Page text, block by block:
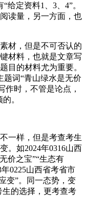
给定资料1、3、4”。
读量，另一方面，也
材，但是不可否认的
材料，也就是文章写
目的材料尤为重要。
题词“青山绿水是无价
作时，不管是论点，
。
一样，但是考查考生
。如2024年0316山西
价之宝”“生态有
0225山西省考省市
变”。同一态势，变
的选择，更考查考